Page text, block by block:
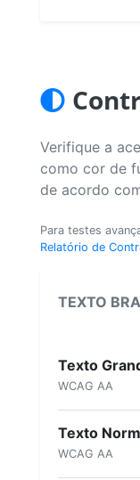
Verifique a
como cor de
de acordo
Para testes
Relatório de
TEXTO
Texto
WCAG AA
Texto
WCAG AA